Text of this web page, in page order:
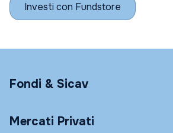
Investi con Fundstore
Fondi & Sicav
Mercati Privati